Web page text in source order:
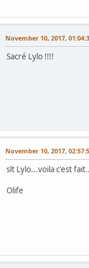
November 10, 2017,
Sacré Lylo !!!!
November 10, 2017,
slt Lylo...voila c'est fait..
Olife